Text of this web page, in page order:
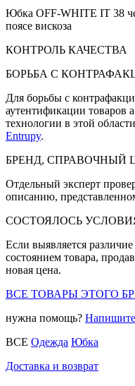
Юбка OFF-WHITE IT 38
поясе вискоза
КОНТРОЛЬ КАЧЕСТВА
БОРЬБА С
Для борьбы с
аутентификации товаров
технологии в этой
Entrupy.
БРЕНД, СПРАВОЧНЫЙ
Отдельный эксперт
описанию,
СОСТОЯЛОСЬ
Если выявляется
состоянием товара,
новая цена.
ВСЕ ТОВАРЫ ЭТОГО
нужна помощь?
ВСЕ Одежда Юбка
Доставка и возврат